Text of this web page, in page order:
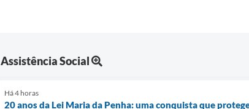
Assistência Social
Há 4 horas
20 anos da Lei Maria da Penha: uma conquista que